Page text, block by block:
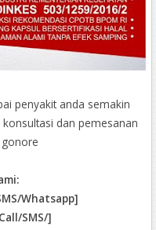
penyakit anda semakin
dan pemesanan
Whatsapp]
SMS/]